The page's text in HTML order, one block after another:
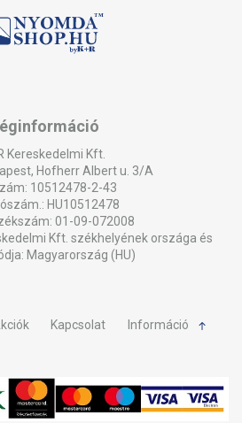
Kereskedelmi Kft.
Hofherr Albert u. 3/A
10512478-2-43
HU10512478
01-09-072008
Kft. székhelyének országa és
Magyarország (HU)
Kapcsolat Információ